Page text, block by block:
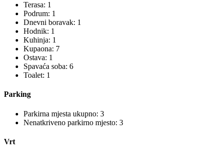
Terasa: 1
Podrum: 1
Dnevni boravak: 1
Hodnik: 1
Kuhinja: 1
Kupaona: 7
Ostava: 1
Spavaća soba: 6
Toalet: 1
Parking
Parkirna mjesta ukupno: 3
Nenatkriveno parkirno mjesto: 3
Vrt